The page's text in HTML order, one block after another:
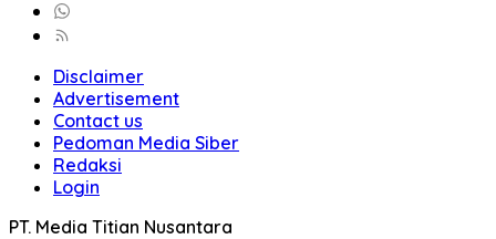
Disclaimer
Advertisement
Contact us
Pedoman Media Siber
Redaksi
Login
PT. Media Titian Nusantara